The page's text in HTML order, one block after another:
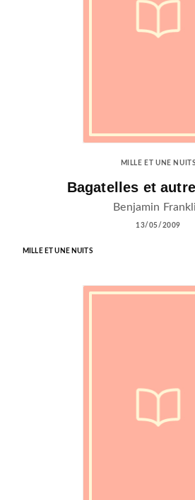
MILLE ET UNE NUITS
Bagatelles et
Benjamin
13/05/2009
MILLE ET UNE NUITS